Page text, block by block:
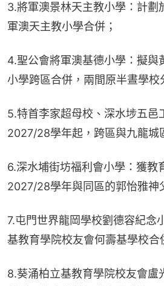
3.將軍澳景林天主教小學：計
軍澳天主教小學合併；
4.聖公會將軍澳基德小學：擬與
小學跨區合併，兩間原半晝學校
5.特首李家超母校、深水埗五邑
2027/28學年起，跨區與九龍城
6.深水埔街坊福利會小學：獲教
2027/28學年與同區的郭怡雅神
7.屯門世界龍岡學校劉德容紀念
基教育學院校友會何壽基學校合
8.葵涌柏立基教育學院校友會盧